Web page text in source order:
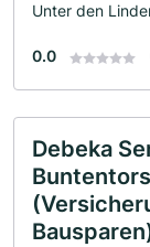
Unter den
0.0
Debeka